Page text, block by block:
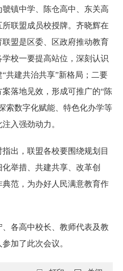
镇中学、陈仓高中、东关高
联盟成员校授牌。齐晓辉在
盟是区委、区政府推动教育
校一要提高站位，深刻认识
共建共治共享”新格局；二要
落地见效，形成可推广的“陈
索数字化赋能、特色化办学等
注入强劲动力。
出，联盟各校要围绕规划目
举措、共建共享、改革创
范，为办好人民满意教育作
各高中校长、教师代表及教
加了此次会议。